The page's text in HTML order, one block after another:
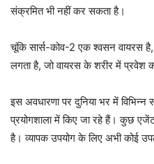
संक्रमित भी नहीं कर सकता है।
चूंकि सार्स-कोव-2 एक श्वसन वायरस है,
लगता है, जो वायरस के शरीर में प्रवेश
इस अवधारणा पर दुनिया भर में
प्रयोगशाला में किए जा रहे हैं। कुछ
है। व्यापक उपयोग के लिए अभी कोई